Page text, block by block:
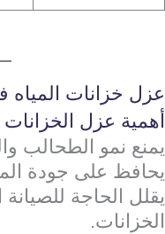
عزل خزانات المياه
أهمية عزل الخزانات
يمنع نمو الطحالب
يحافظ على جودة
يقلل الحاجة
الخزانات.